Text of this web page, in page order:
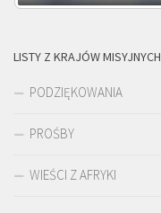
LISTY Z KRAJÓW MISYJNYCH
PODZIĘKOWANIA
PROŚBY
WIEŚCI Z AFRYKI